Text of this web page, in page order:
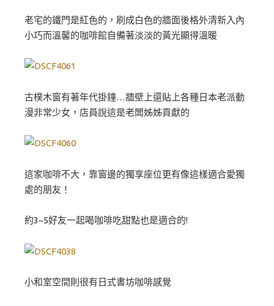
老宅的鐵門是紅色的，刷成白色的牆面後格外清新入內
小巧而溫馨的咖啡館自備著淡淡的黃光顯得溫暖
古樸木窗有著年代掛鐘…牆壁上還貼上各種日本老派動
漫非常少女，店員說這是老闆姊姊貢獻的
這家咖啡不大，靠窗邊的獨享座位更有像這樣適合愛獨
處的朋友！
約3~5好友一起喝咖啡吃甜點也是適合的!
小和室空間則很有日式書坊咖啡感覺